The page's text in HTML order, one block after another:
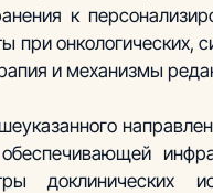
к
при онкологических,
и механизмы
доклинических